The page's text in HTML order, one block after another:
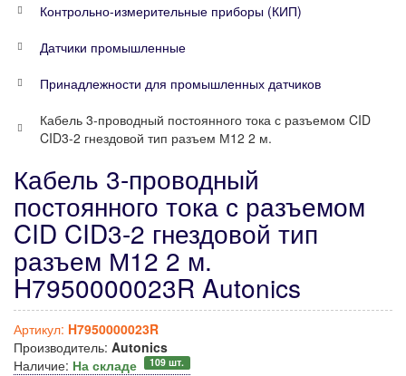
Контрольно-измерительные приборы (КИП)
Датчики промышленные
Принадлежности для промышленных датчиков
Кабель 3-проводный постоянного тока с разъемом CID
CID3-2 гнездовой тип разъем М12 2 м.
Кабель 3-проводный
постоянного тока с разъемом
CID CID3-2 гнездовой тип
разъем М12 2 м.
H7950000023R Autonics
Артикул: H7950000023R
Производитель: Autonics
Наличие: На складе 109 шт.